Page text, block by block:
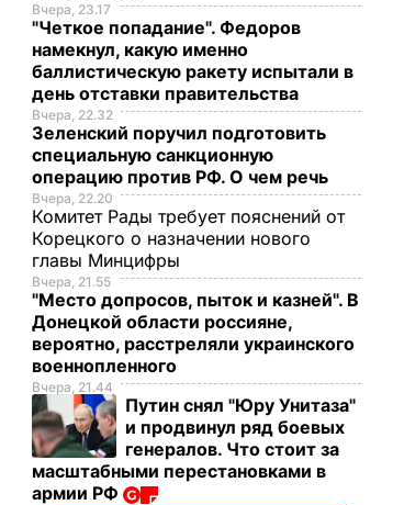
Вчера, 23.17
"Четкое попадание". Федоров
намекнул, какую именно
баллистическую ракету испытали в
день отставки правительства
Вчера, 22.32
Зеленский поручил подготовить
специальную санкционную
операцию против РФ. О чем речь
Вчера, 22.20
Комитет Рады требует пояснений от
Корецкого о назначении нового
главы Минцифры
Вчера, 21.55
"Место допросов, пыток и казней". В
Донецкой области россияне,
вероятно, расстреляли украинского
военнопленного
Вчера, 21.44
Путин снял "Юру Унитаза"
и продвинул ряд боевых
генералов. Что стоит за
масштабными перестановками в
армии РФ